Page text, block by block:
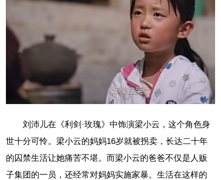
刘沛儿在《利剑·玫瑰》中饰演梁小云，这个角色身
世十分可怜。梁小云的妈妈16岁就被拐卖，长达二十年
的囚禁生活让她痛苦不堪。而梁小云的爸爸不仅是人贩
子集团的一员，还经常对妈妈实施家暴。生活在这样的